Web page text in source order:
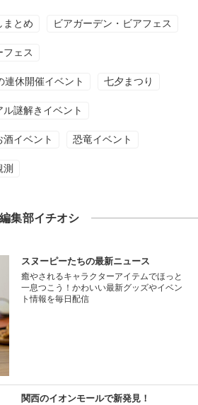
まとめ ビアガーデン・ビアフェス
フェス
休開催イベント 七夕まつり
ル謎解きイベント
酒イベント 恐竜イベント
編集部イチオシ
スヌーピーたちの最新ニュース
癒やされるキャラクターアイテムでほっと
一息つこう！かわいい最新グッズやイベン
ト情報を毎日配信
関西のイオンモールで新発見！